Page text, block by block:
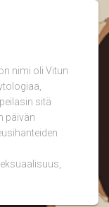
nimi oli Vitun
sitä
päivän